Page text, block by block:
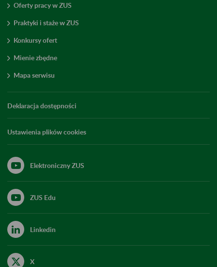
Oferty pracy w ZUS
Praktyki i staże w ZUS
Konkursy ofert
Mienie zbędne
Mapa serwisu
Deklaracja dostępności
Ustawienia plików cookies
Elektroniczny ZUS
ZUS Edu
Linkedin
X